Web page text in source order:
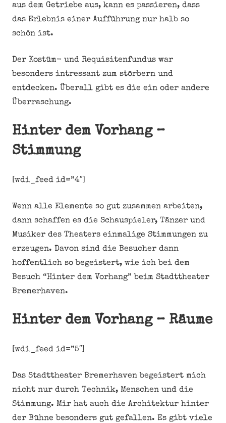
aus dem Getriebe aus, kann es passieren, dass
das Erlebnis einer Aufführung nur halb so
schön ist.
Der Kostüm- und Requisitenfundus war
besonders intressant zum störbern und
entdecken. Überall gibt es die ein oder andere
Überraschung.
Hinter dem Vorhang –
Stimmung
[wdi_feed id=”4″]
Wenn alle Elemente so gut zusammen arbeiten,
dann schaffen es die Schauspieler, Tänzer und
Musiker des Theaters einmalige Stimmungen zu
erzeugen. Davon sind die Besucher dann
hoffentlich so begeistert, wie ich bei dem
Besuch “Hinter dem Vorhang” beim Stadttheater
Bremerhaven.
Hinter dem Vorhang – Räume
[wdi_feed id=”5″]
Das Stadttheater Bremerhaven begeistert mich
nicht nur durch Technik, Menschen und die
Stimmung. Mir hat auch die Architektur hinter
der Bühne besonders gut gefallen. Es gibt viele